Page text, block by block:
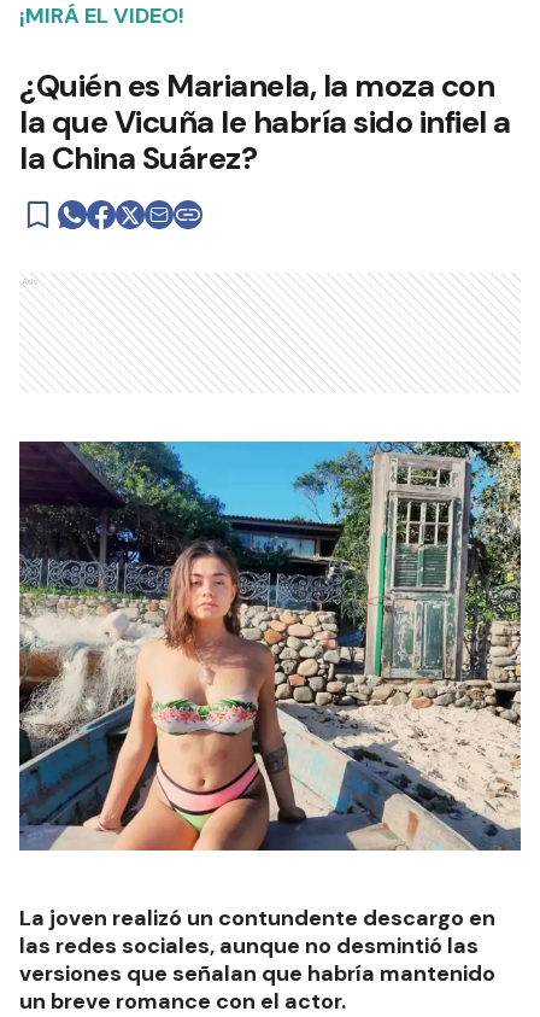
¡MIRÁ EL VIDEO!
¿Quién es Marianela, la moza con
la que Vicuña le habría sido infiel a
la China Suárez?
Ads
La joven realizó un contundente descargo en
las redes sociales, aunque no desmintió las
versiones que señalan que habría mantenido
un breve romance con el actor.